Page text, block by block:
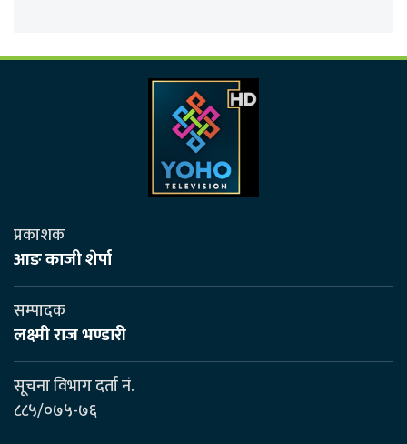
प्रकाशक
आङ काजी शेर्पा
सम्पादक
लक्ष्मी राज भण्डारी
सूचना विभाग दर्ता नं.
८८५/०७५-७६